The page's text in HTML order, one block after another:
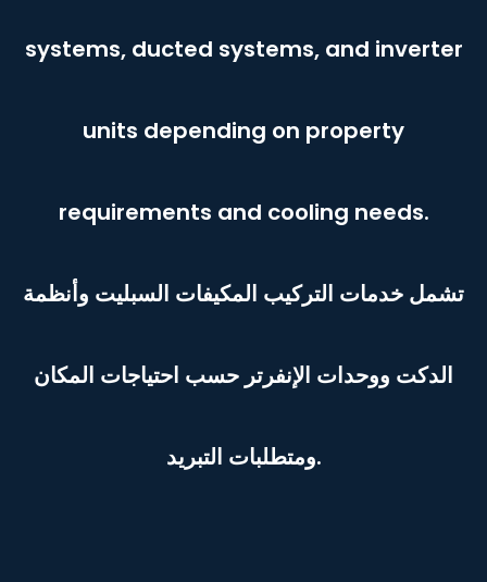
systems, ducted systems, and inverter
units depending on property
requirements and cooling needs.
تشمل خدمات التركيب المكيفات السبليت وأنظمة
الدكت ووحدات الإنفرتر حسب احتياجات المكان
ومتطلبات التبريد.